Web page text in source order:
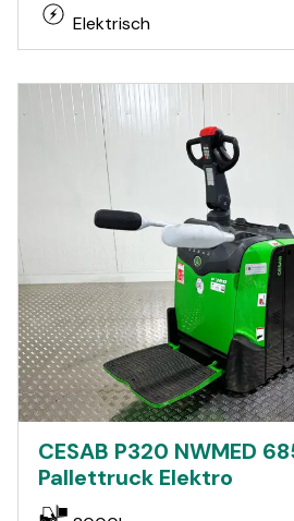
Elektrisch
CESAB P320 NWMED
Pallettruck Elektro